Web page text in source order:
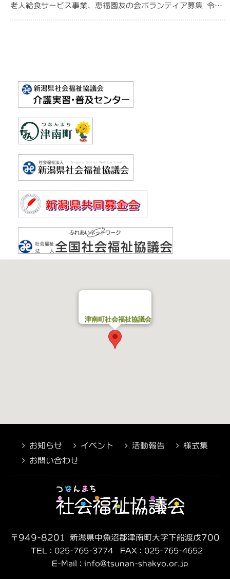
寄付/募金
その他義援金寄付
老人給食サービス事業、恵福園友の会ボランティア募集 令和
津南町社会福祉協議会
お知らせ イベント 活動報告
様式集
お問い合わせ
〒949-8201 新潟県中魚沼郡津南町大字下船渡戊700-1
TEL：025-765-3774 FAX：025-765-4652
E-Mail：info@tsunan-shakyo.or.jp